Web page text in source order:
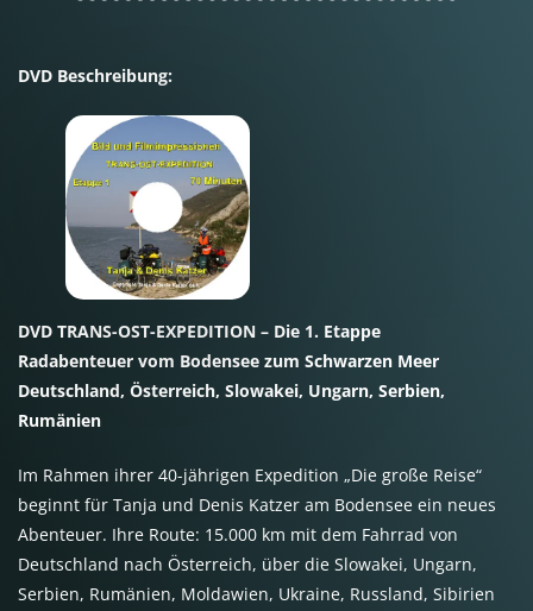
DVD Beschreibung:
DVD TRANS-OST-EXPEDITION – Die 1. Etappe
Radabenteuer vom Bodensee zum Schwarzen Meer
Deutschland, Österreich, Slowakei, Ungarn, Serbien,
Rumänien
Im Rahmen ihrer 40-jährigen Expedition „Die große Reise“
beginnt für Tanja und Denis Katzer am Bodensee ein neues
Abenteuer. Ihre Route: 15.000 km mit dem Fahrrad von
Deutschland nach Österreich, über die Slowakei, Ungarn,
Serbien, Rumänien, Moldawien, Ukraine, Russland, Sibirien